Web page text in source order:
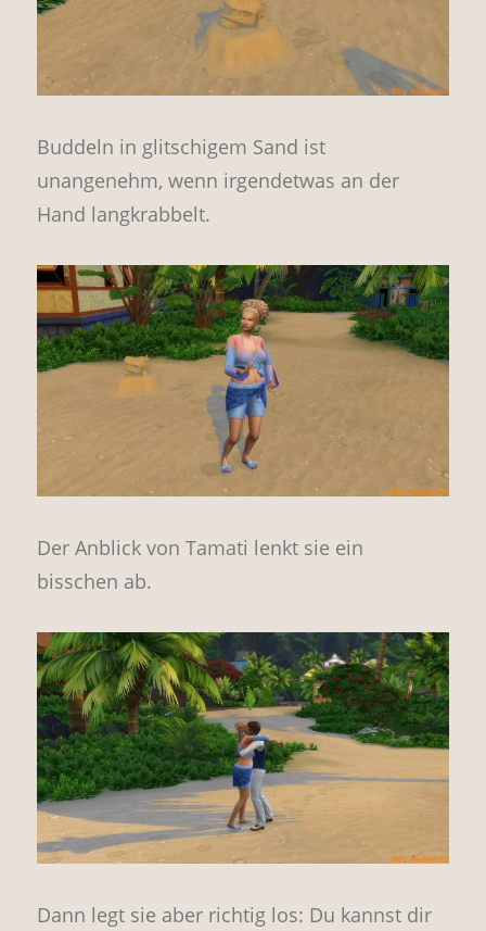
Buddeln in glitschigem Sand ist
unangenehm, wenn irgendetwas an der
Hand langkrabbelt.
Der Anblick von Tamati lenkt sie ein
bisschen ab.
Dann legt sie aber richtig los: Du kannst dir